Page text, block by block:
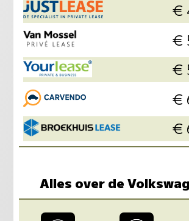
€
€
€
€
€
Alles over de